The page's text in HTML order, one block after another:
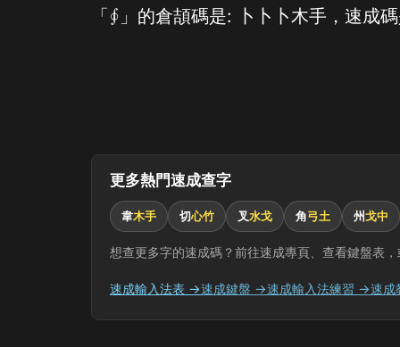
「∮」的倉頡碼是: 卜卜卜木手，速成
更多熱門速成查字
韋木手 切心竹 叉水戈 角弓土 州戈中
想查更多字的速成碼？前往速成專頁、查看鍵盤表
速成輸入法表 →速成鍵盤 →速成輸入法練習 →速